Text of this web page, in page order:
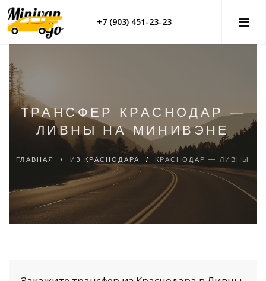
+7 (903) 451-23-23
ТРАНСФЕР КРАСНОДАР —
ЛИВНЫ НА МИНИВЭНЕ
ГЛАВНАЯ / ИЗ КРАСНОДАРА / КРАСНОДАР — ЛИВНЫ